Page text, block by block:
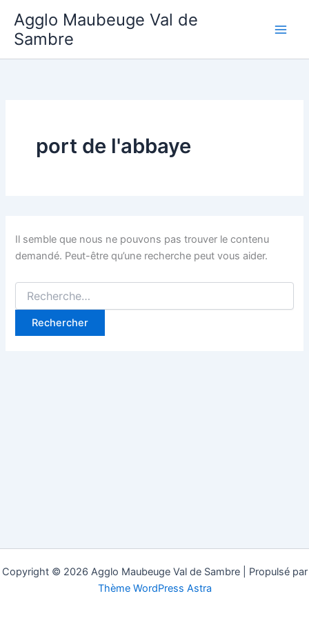
contenu
Agglo Maubeuge Val de
Sambre
port de l'abbaye
Il semble que nous ne pouvons pas trouver le contenu
demandé. Peut-être qu’une recherche peut vous aider.
Rechercher :
Copyright © 2026 Agglo Maubeuge Val de Sambre | Propulsé par
Thème WordPress Astra